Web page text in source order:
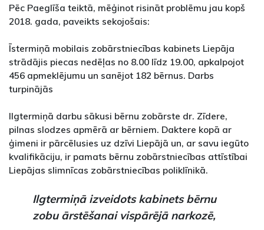
Pēc Paeglīša teiktā, mēģinot risināt problēmu jau kopš
2018. gada, paveikts sekojošais:
Īstermiņā mobilais zobārstniecības kabinets Liepāja
strādājis piecas nedēļas no 8.00 līdz 19.00, apkalpojot
456 apmeklējumu un sanējot 182 bērnus. Darbs
turpinājās
Ilgtermiņā darbu sākusi bērnu zobārste dr. Zīdere,
pilnas slodzes apmērā ar bērniem. Daktere kopā ar
ģimeni ir pārcēlusies uz dzīvi Liepājā un, ar savu iegūto
kvalifikāciju, ir pamats bērnu zobārstniecības attīstībai
Liepājas slimnīcas zobārstniecības poliklīnikā.
Ilgtermiņā izveidots kabinets bērnu
zobu ārstēšanai vispārējā narkozē,